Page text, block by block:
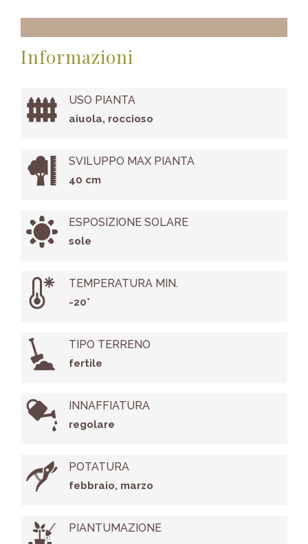
Informazioni
USO PIANTA
aiuola, roccioso
SVILUPPO MAX PIANTA
40 cm
ESPOSIZIONE SOLARE
sole
TEMPERATURA MIN.
-20°
TIPO TERRENO
fertile
INNAFFIATURA
regolare
POTATURA
febbraio, marzo
PIANTUMAZIONE